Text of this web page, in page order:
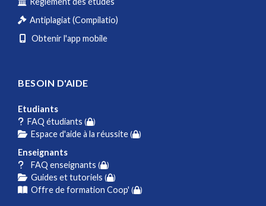
Antiplagiat (Compilatio)
Obtenir l'app mobile
BESOIN D'AIDE
Etudiants
FAQ étudiants ( )
Espace d'aide à la réussite( )
Enseignants
FAQ enseignants ( )
Guides et tutoriels ( )
Offre de formation Coop' ( )